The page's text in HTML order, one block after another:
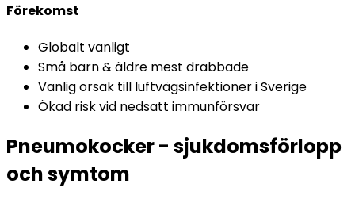
Förekomst
Globalt vanligt
Små barn & äldre mest drabbade
Vanlig orsak till luftvägsinfektioner i Sverige
Ökad risk vid nedsatt immunförsvar
Pneumokocker - sjukdomsförlopp
och symtom